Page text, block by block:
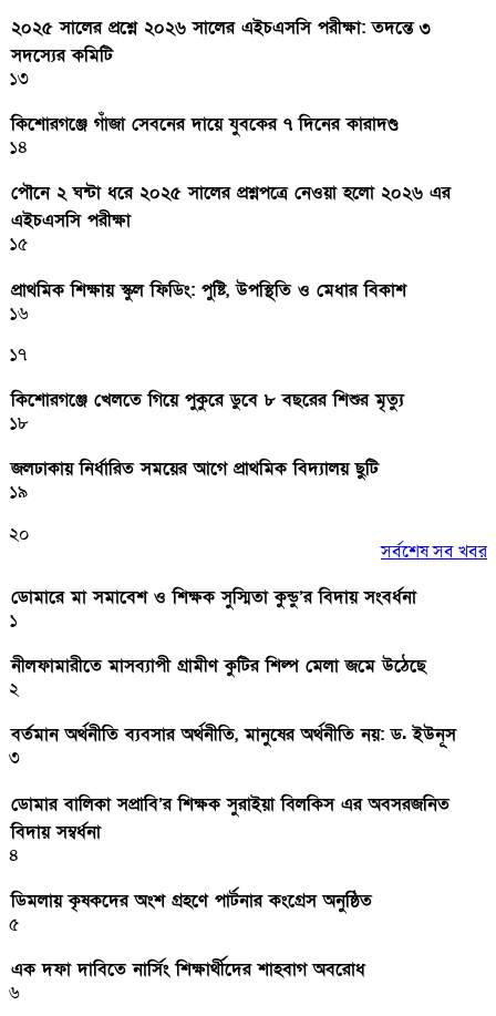
২০২৫ সালের প্রশ্নে ২০২৬ সালের এইচএসসি পরীক্ষা: তদন্তে ৩
সদস্যের কমিটি
১৩
কিশোরগঞ্জে গাঁজা সেবনের দায়ে যুবকের ৭ দিনের কারাদণ্ড
১৪
পৌনে ২ ঘন্টা ধরে ২০২৫ সালের প্রশ্নপত্রে নেওয়া হলো ২০২৬ এর
এইচএসসি পরীক্ষা
১৫
প্রাথমিক শিক্ষায় স্কুল ফিডিং: পুষ্টি, উপস্থিতি ও মেধার বিকাশ
১৬
১৭
কিশোরগঞ্জে খেলতে গিয়ে পুকুরে ডুবে ৮ বছরের শিশুর মৃত্যু
১৮
জলঢাকায় নির্ধারিত সময়ের আগে প্রাথমিক বিদ্যালয় ছুটি
১৯
২০
সর্বশেষ সব খবর
ডোমারে মা সমাবেশ ও শিক্ষক সুস্মিতা কুন্ডু’র বিদায় সংবর্ধনা
১
নীলফামারীতে মাসব্যাপী গ্রামীণ কুটির শিল্প মেলা জমে উঠেছে
২
বর্তমান অর্থনীতি ব্যবসার অর্থনীতি, মানুষের অর্থনীতি নয়: ড. ইউনূস
৩
ডোমার বালিকা সপ্রাবি’র শিক্ষক সুরাইয়া বিলকিস এর অবসরজনিত
বিদায় সম্বর্ধনা
৪
ডিমলায় কৃষকদের অংশ গ্রহণে পার্টনার কংগ্রেস অনুষ্ঠিত
৫
এক দফা দাবিতে নার্সিং শিক্ষার্থীদের শাহবাগ অবরোধ
৬